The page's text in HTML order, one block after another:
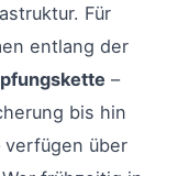
Für
entlang der
–
bis hin
über